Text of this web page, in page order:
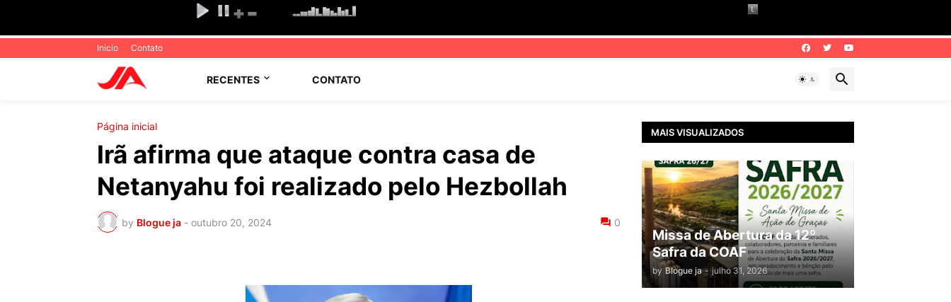
Inicio Contato
RECENTES CONTATO
Página inicial
Irã afirma que ataque contra casa de
Netanyahu foi realizado pelo Hezbollah
by Blogue ja - outubro 20, 2024 0
MAIS VISUALIZADOS
Missa de Abertura da 12º
Safra da COAF
by Blogue ja - julho 31, 2026